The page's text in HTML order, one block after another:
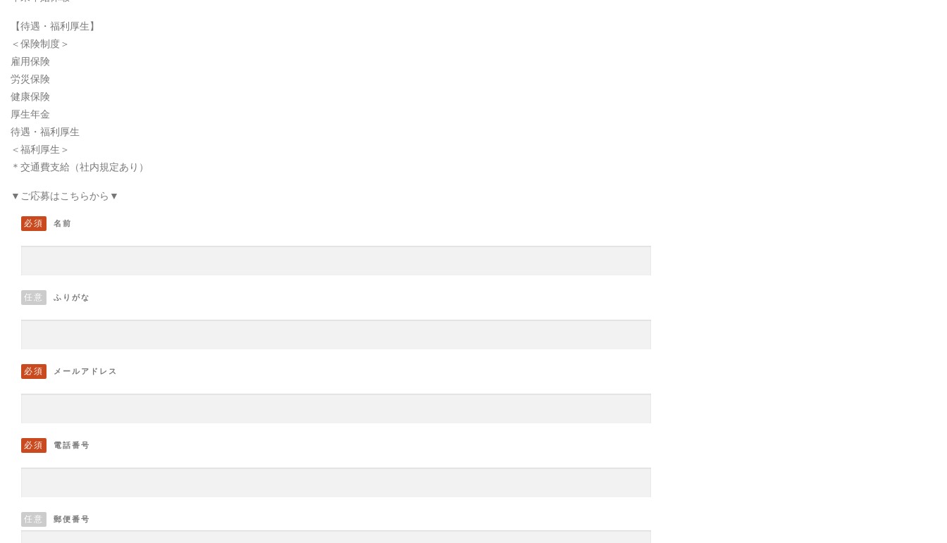
【待遇・福利厚生】
＜保険制度＞
雇用保険
労災保険
健康保険
厚生年金
待遇・福利厚生
＜福利厚生＞
＊交通費支給（社内規定あり）
▼ご応募はこちらから▼
必須 名前
任意 ふりがな
必須 メールアドレス
必須 電話番号
任意 郵便番号